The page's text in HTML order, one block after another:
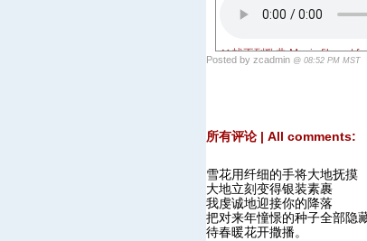
Posted by zcadmin @ 08:52 PM MST
所有评论 | All comments:
雪花用纤细的手将大地抚摸
大地立刻变得银装素裹
我虔诚地迎接你的降落
把对来年憧憬的种子全部隐
待春暖花开撒播。